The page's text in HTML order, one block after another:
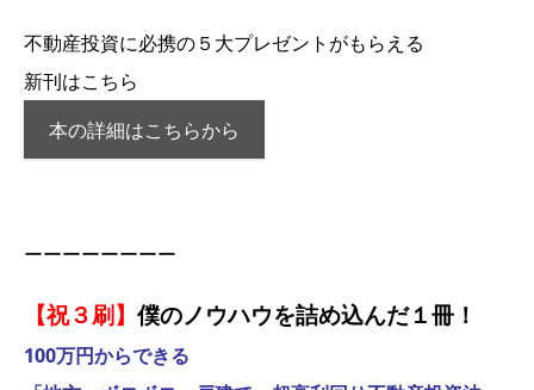
不動産投資に必携の５大プレゼントがもらえる
新刊はこちら
本の詳細はこちらから
ーーーーーーーー
【祝３刷】 僕のノウハウを詰め込んだ１冊！
100万円からできる